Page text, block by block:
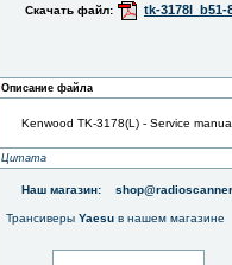
Скачать файл: tk-3178l_b51-
Описание файла
Kenwood TK-3178(L) - Service
Цитата
Наш магазин:
Трансиверы Yaesu в нашем магазине